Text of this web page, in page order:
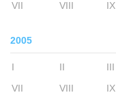
VII
VIII IX
2005
I II III
VII
VIII IX